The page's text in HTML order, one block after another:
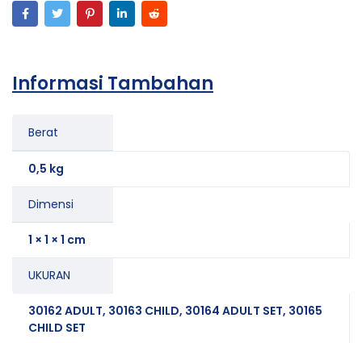
Informasi Tambahan
Berat
0,5 kg
Dimensi
1 × 1 × 1 cm
UKURAN
30162 ADULT, 30163 CHILD, 30164 ADULT SET, 30165
CHILD SET